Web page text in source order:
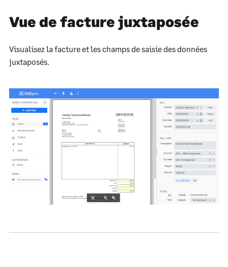
Vue de facture juxtaposée
Visualisez la facture et les champs de saisie des données
juxtaposés.